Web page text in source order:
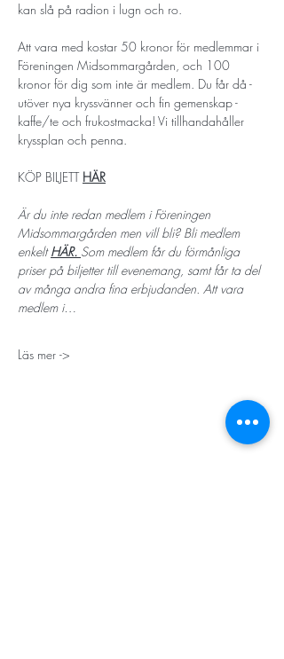
kan slå på radion i lugn och ro.
Att vara med kostar 50 kronor för medlemmar i
Föreningen Midsommargården, och 100
kronor för dig som inte är medlem. Du får då -
utöver nya kryssvänner och fin gemenskap -
kaffe/te och frukostmacka! Vi tillhandahåller
kryssplan och penna.
KÖP BILJETT HÄR
Är du inte redan medlem i Föreningen
Midsommargården men vill bli? Bli medlem
enkelt HÄR. Som medlem får du förmånliga
priser på biljetter till evenemang, samt får ta del
av många andra fina erbjudanden. Att vara
medlem i…
Läs mer ->